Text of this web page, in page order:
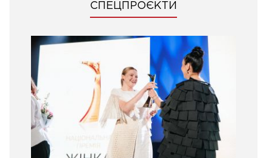
СПЕЦПРОЄКТИ